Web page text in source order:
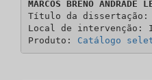
MARCOS BRENO ANDRADE
Título da dissertação:
Local de intervenção:
Produto: Catálogo